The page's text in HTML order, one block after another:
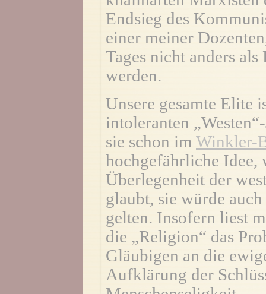
Endsieg des
einer meiner
Tages nicht anders
werden.
Unsere gesamte Elite
intoleranten
sie schon im Winkler-
hochgefährliche Idee,
Überlegenheit der
glaubt, sie würde
gelten. Insofern liest
die „Religion“ das
Gläubigen an die
Aufklärung der